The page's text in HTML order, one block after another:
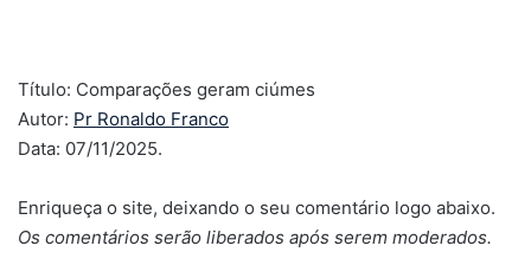
Título: Comparações geram ciúmes
Autor: Pr Ronaldo Franco
Data: 07/11/2025.
Enriqueça o site, deixando o seu comentário logo abaixo.
Os comentários serão liberados após serem moderados.